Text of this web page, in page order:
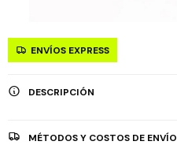
ENVÍOS EXPRESS
DESCRIPCIÓN
MÉTODOS Y COSTOS DE ENVÍO